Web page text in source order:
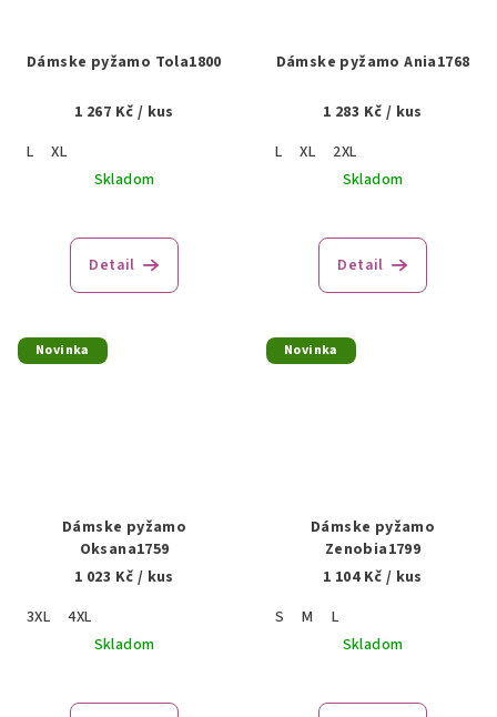
Dámske pyžamo Tola1800
1 267 Kč / kus
L
XL
Skladom
Detail
Dámske pyžamo Ania1768
1 283 Kč / kus
L
XL
2XL
Skladom
Detail
Novinka
Dámske pyžamo
Oksana1759
1 023 Kč / kus
3XL
4XL
Skladom
Novinka
Dámske pyžamo
Zenobia1799
1 104 Kč / kus
S
M
L
Skladom